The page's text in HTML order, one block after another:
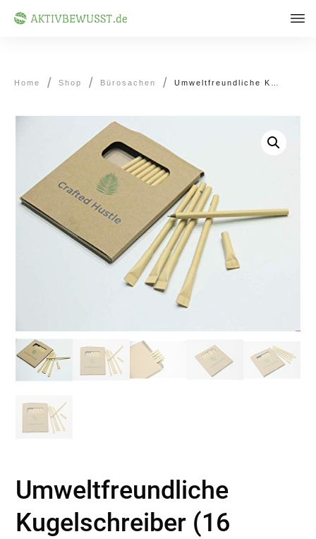
Home / Shop / Bürosachen /
Umweltfreundliche
Kugelschreiber (16